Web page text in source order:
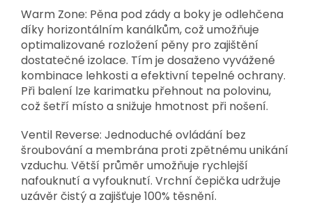
Warm Zone: Pěna pod zády a boky je odlehčena
díky horizontálním kanálkům, což umožňuje
optimalizované rozložení pěny pro zajištění
dostatečné izolace. Tím je dosaženo vyvážené
kombinace lehkosti a efektivní tepelné ochrany.
Při balení lze karimatku přehnout na polovinu,
což šetří místo a snižuje hmotnost při nošení.
Ventil Reverse: Jednoduché ovládání bez
šroubování a membrána proti zpětnému unikání
vzduchu. Větší průměr umožňuje rychlejší
nafouknutí a vyfouknutí. Vrchní čepička udržuje
uzávěr čistý a zajišťuje 100% těsnění.